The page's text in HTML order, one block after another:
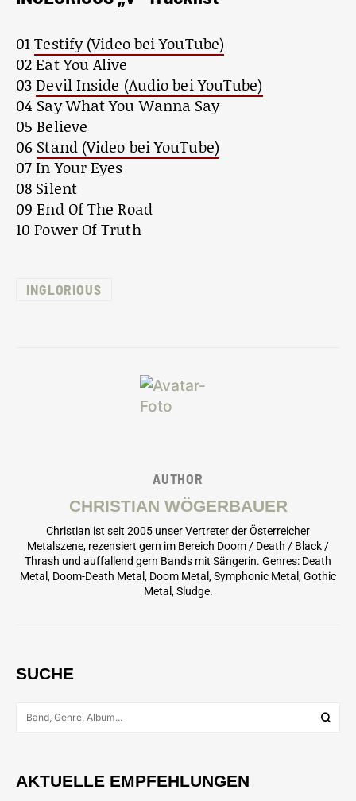
01Testify (Video bei YouTube)
02 Eat You Alive
03Devil Inside (Audio bei YouTube)
04 Say What You Wanna Say
05 Believe
06 Stand (Video bei YouTube)
07 In Your Eyes
08 Silent
09 End Of The Road
10 Power Of Truth
INGLORIOUS
AUTHOR
CHRISTIAN WÖGERBAUER
Christian ist seit 2005 unser Vertreter der Österreicher
Metalszene, rezensiert gern im Bereich Doom / Death / Black /
Thrash und auffallend gern Bands mit Sängerin. Genres: Death
Metal, Doom-Death Metal, Doom Metal, Symphonic Metal, Gothic
Metal, Sludge.
SUCHE
AKTUELLE EMPFEHLUNGEN